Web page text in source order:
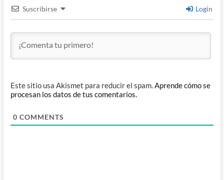
Suscribirse Login
Este sitio usa Akismet para reducir el spam.Aprende cómo se
procesan los datos de tus comentarios.
0 COMMENTS